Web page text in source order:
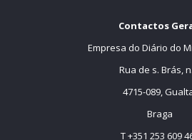
Contactos
Empresa do Diário do
Rua de s. Brás,
4715-089,
Braga
T +351 253 609